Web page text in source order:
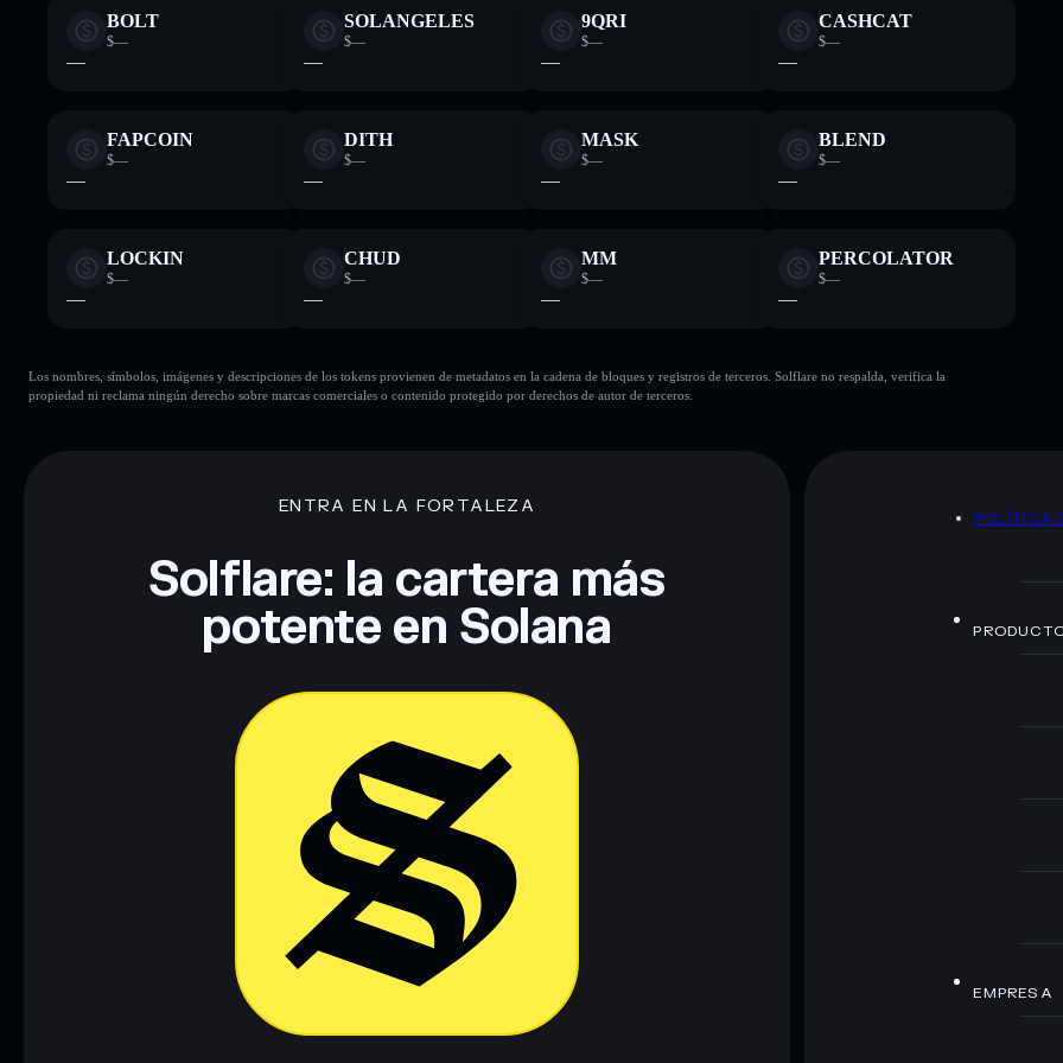
BOLT
$—
—
SOLANGELES
$—
—
9QRI
$—
—
CASHCAT
$—
—
FAPCOIN
$—
—
DITH
$—
—
MASK
$—
—
BLEND
$—
—
LOCKIN
$—
—
CHUD
$—
—
MM
$—
—
PERCOLATOR
$—
—
Los nombres, símbolos, imágenes y descripciones de los tokens provienen de metadatos en la cadena de bloques y registros de terceros. Solflare no respalda, verifica la
propiedad ni reclama ningún derecho sobre marcas comerciales o contenido protegido por derechos de autor de terceros.
ENTRA EN LA FORTALEZA
Solflare: la cartera más
potente en Solana
POLÍTICA
EMPRESA